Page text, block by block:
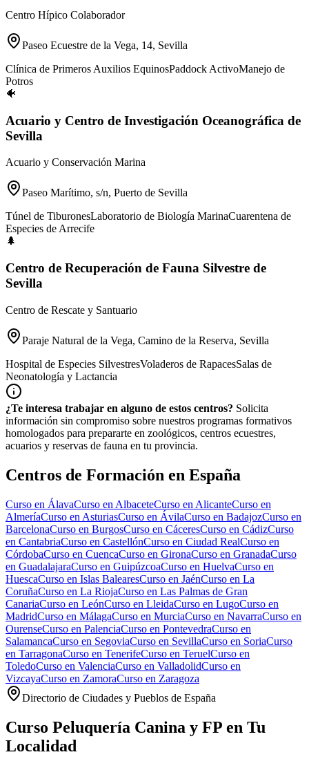
Centro Hípico Colaborador
Paseo Ecuestre de la Vega, 14, Sevilla
Clínica de Primeros Auxilios EquinosPaddock ActivoManejo de
Potros
🐠
Acuario y Centro de Investigación Oceanográfica de
Sevilla
Acuario y Conservación Marina
Paseo Marítimo, s/n, Puerto de Sevilla
Túnel de TiburonesLaboratorio de Biología MarinaCuarentena de
Especies de Arrecife
🌲
Centro de Recuperación de Fauna Silvestre de
Sevilla
Centro de Rescate y Santuario
Paraje Natural de la Vega, Camino de la Reserva, Sevilla
Hospital de Especies SilvestresVoladeros de RapacesSalas de
Neonatología y Lactancia
¿Te interesa trabajar en alguno de estos centros? Solicita
información sin compromiso sobre nuestros programas formativos
homologados para prepararte en zoológicos, centros ecuestres,
acuarios y reservas de fauna en tu provincia.
Centros de Formación en España
Curso en ÁlavaCurso en AlbaceteCurso en AlicanteCurso en
AlmeríaCurso en AsturiasCurso en ÁvilaCurso en BadajozCurso en
BarcelonaCurso en BurgosCurso en CáceresCurso en CádizCurso
en CantabriaCurso en CastellónCurso en Ciudad RealCurso en
CórdobaCurso en CuencaCurso en GironaCurso en GranadaCurso
en GuadalajaraCurso en GuipúzcoaCurso en HuelvaCurso en
HuescaCurso en Islas BalearesCurso en JaénCurso en La
CoruñaCurso en La RiojaCurso en Las Palmas de Gran
CanariaCurso en LeónCurso en LleidaCurso en LugoCurso en
MadridCurso en MálagaCurso en MurciaCurso en NavarraCurso en
OurenseCurso en PalenciaCurso en PontevedraCurso en
SalamancaCurso en SegoviaCurso en SevillaCurso en SoriaCurso
en TarragonaCurso en TenerifeCurso en TeruelCurso en
ToledoCurso en ValenciaCurso en ValladolidCurso en
VizcayaCurso en ZamoraCurso en Zaragoza
Directorio de Ciudades y Pueblos de España
Curso Peluquería Canina y FP en Tu
Localidad